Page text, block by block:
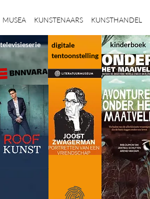
MUSEA KUNSTENAARS KUNSTHANDEL
digitale
tentoonstelling
televisieserie